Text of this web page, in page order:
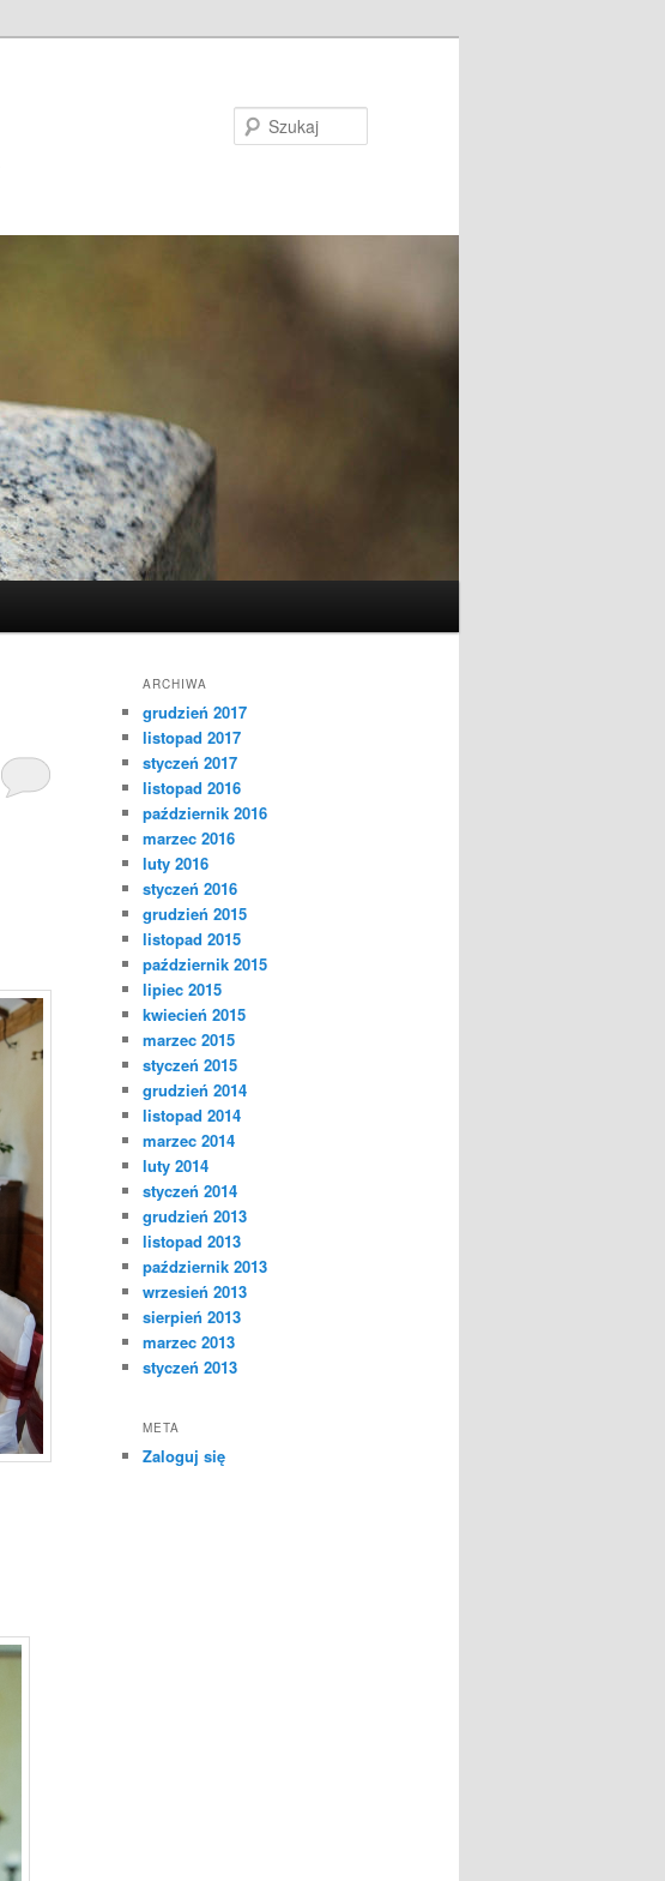
ARCHIWA
grudzień 2017
listopad 2017
styczeń 2017
listopad 2016
październik 2016
marzec 2016
luty 2016
styczeń 2016
grudzień 2015
listopad 2015
październik 2015
lipiec 2015
kwiecień 2015
marzec 2015
styczeń 2015
grudzień 2014
listopad 2014
marzec 2014
luty 2014
styczeń 2014
grudzień 2013
listopad 2013
październik 2013
wrzesień 2013
sierpień 2013
marzec 2013
styczeń 2013
META
Zaloguj się